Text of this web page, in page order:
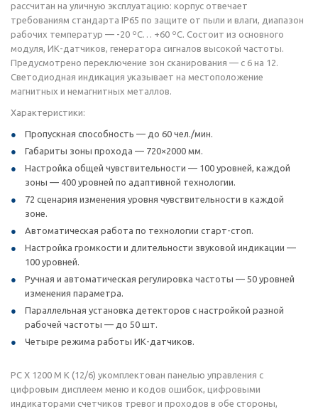
рассчитан на уличную эксплуатацию: корпус отвечает
требованиям стандарта IP65 по защите от пыли и влаги, диапазон
рабочих температур — -20 ºС… +60 ºС. Состоит из основного
модуля, ИК-датчиков, генератора сигналов высокой частоты.
Предусмотрено переключение зон сканирования — с 6 на 12.
Светодиодная индикация указывает на местоположение
магнитных и немагнитных металлов.
Характеристики:
Пропускная способность — до 60 чел./мин.
Габариты зоны прохода — 720×2000 мм.
Настройка общей чувствительности — 100 уровней, каждой
зоны — 400 уровней по адаптивной технологии.
72 сценария изменения уровня чувствительности в каждой
зоне.
Автоматическая работа по технологии старт-стоп.
Настройка громкости и длительности звуковой индикации —
100 уровней.
Ручная и автоматическая регулировка частоты — 50 уровней
изменения параметра.
Параллельная установка детекторов с настройкой разной
рабочей частоты — до 50 шт.
Четыре режима работы ИК-датчиков.
РС Х 1200 M K (12/6) укомплектован панелью управления с
цифровым дисплеем меню и кодов ошибок, цифровыми
индикаторами счетчиков тревог и проходов в обе стороны,